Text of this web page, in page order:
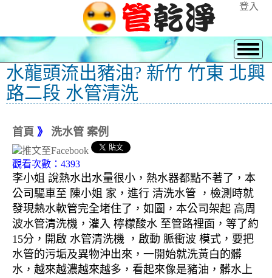
登入
水龍頭流出豬油? 新竹 竹東 北興
路二段 水管清洗
首頁 》 洗水管 案例
觀看次數：4393
李小姐 說熱水出水量很小，熱水器都點不著了，本
公司驅車至 陳小姐 家，進行 清洗水管 ，檢測時就
發現熱水軟管完全堵住了，如圖，本公司架起 高周
波水管清洗機，灌入 檸檬酸水 至管路裡面，等了約
15分，開啟 水管清洗機 ，啟動 脈衝波 模式，要把
水管的污垢及異物沖出來，一開始就洗黃白的髒
水，越來越濃越來越多，看起來像是豬油，髒水上